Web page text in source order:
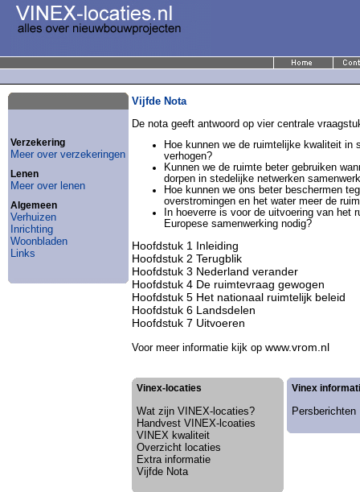
Verzekering
Meer over verzekeringen
Lenen
Meer over lenen
Algemeen
Verhuizen
Inrichting
Woonbladen
Links
Vijfde Nota
De nota geeft antwoord op vier centrale
Hoe kunnen we de ruimtelijke kwaliteit in
verhogen?
Kunnen we de ruimte beter gebruiken
dorpen in stedelijke netwerken
Hoe kunnen we ons beter beschermen
overstromingen en het water meer de
In hoeverre is voor de uitvoering van het
Europese samenwerking nodig?
Hoofdstuk 1 Inleiding
Hoofdstuk 2 Terugblik
Hoofdstuk 3 Nederland verander
Hoofdstuk 4 De ruimtevraag gewogen
Hoofdstuk 5 Het nationaal ruimtelijk beleid
Hoofdstuk 6 Landsdelen
Hoofdstuk 7 Uitvoeren
Voor meer informatie kijk op www.vrom.nl
Vinex-locaties
Wat zijn VINEX-locaties?
Handvest VINEX-lcoaties
VINEX kwaliteit
Overzicht locaties
Extra informatie
Vijfde Nota
Vinex
Persberichten